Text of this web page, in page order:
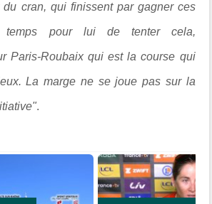
cran, qui finissent par gagner ces
temps pour lui de tenter cela,
Paris-Roubaix qui est la course qui
La marge ne se joue pas sur la
.